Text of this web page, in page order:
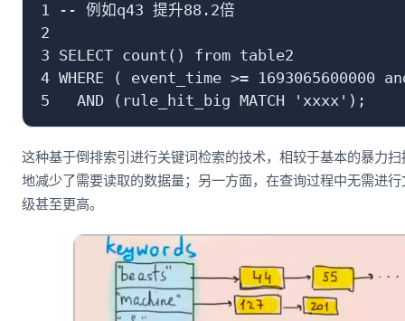
1 -- 例如q43 提升88.2倍
2
3 SELECT count() from table2
4 WHERE ( event_time >= 1693065600000
这种基于倒排索引进行关键词检索的技术，相较于基本的暴力
地减少了需要读取的数据量；另一方面，在查询过程中无需进
级甚至更高。